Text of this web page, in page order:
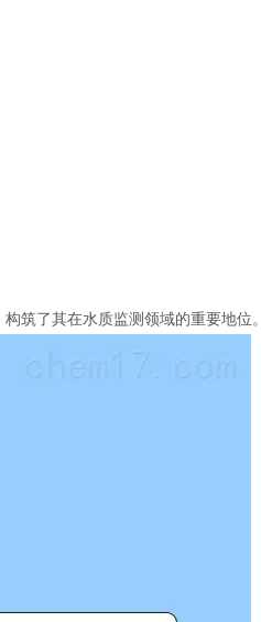
筑了其在水质监测领域的重要地位。